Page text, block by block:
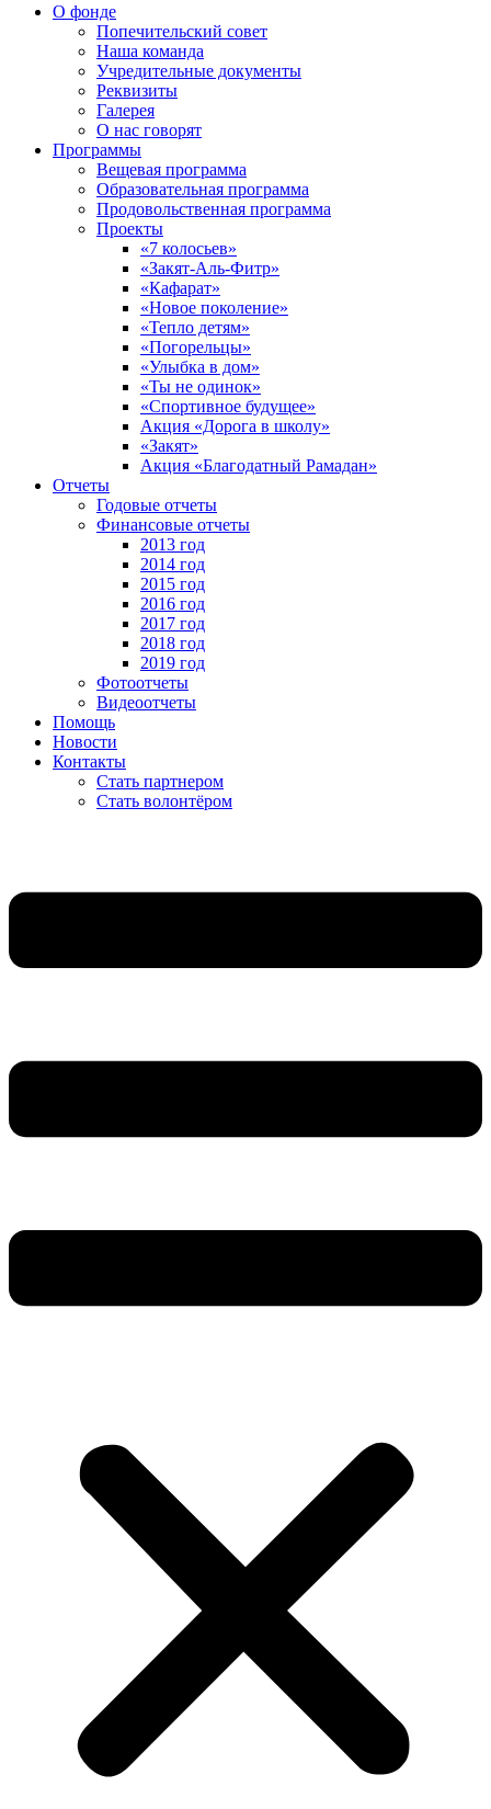
О фонде
Попечительский совет
Наша команда
Учредительные документы
Реквизиты
Галерея
О нас говорят
Программы
Вещевая программа
Образовательная программа
Продовольственная программа
Проекты
«7 колосьев»
«Закят-Аль-Фитр»
«Кафарат»
«Новое поколение»
«Тепло детям»
«Погорельцы»
«Улыбка в дом»
«Ты не одинок»
«Спортивное будущее»
Акция «Дорога в школу»
«Закят»
Акция «Благодатный Рамадан»
Отчеты
Годовые отчеты
Финансовые отчеты
2013 год
2014 год
2015 год
2016 год
2017 год
2018 год
2019 год
Фотоотчеты
Видеоотчеты
Помощь
Новости
Контакты
Стать партнером
Стать волонтёром